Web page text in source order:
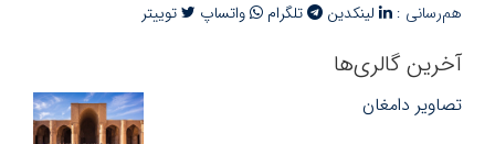
هم‌رسانی : لینکدین تلگرام واتساپ توییتر
آخرین گالری‌ها
تصاویر دامغان